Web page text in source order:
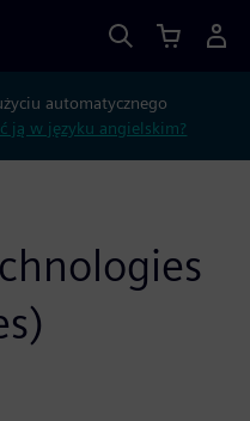
automatycznego
ją w języku angielskim?